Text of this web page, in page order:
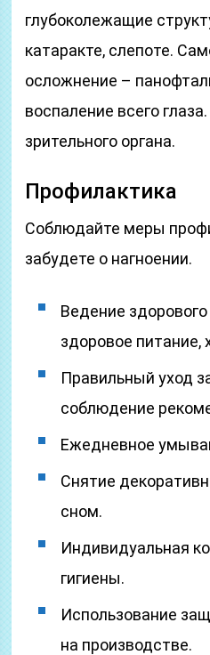
глубоколежащие
катаракте, слепоте.
осложнение –
воспаление всего
зрительного органа.
Профилактика
Соблюдайте меры
забудете о нагноении.
Ведение
здоровое питание,
Правильный уход
соблюдение
Ежедневное
Снятие
сном.
Индивидуальная
гигиены.
Использование
на производстве.